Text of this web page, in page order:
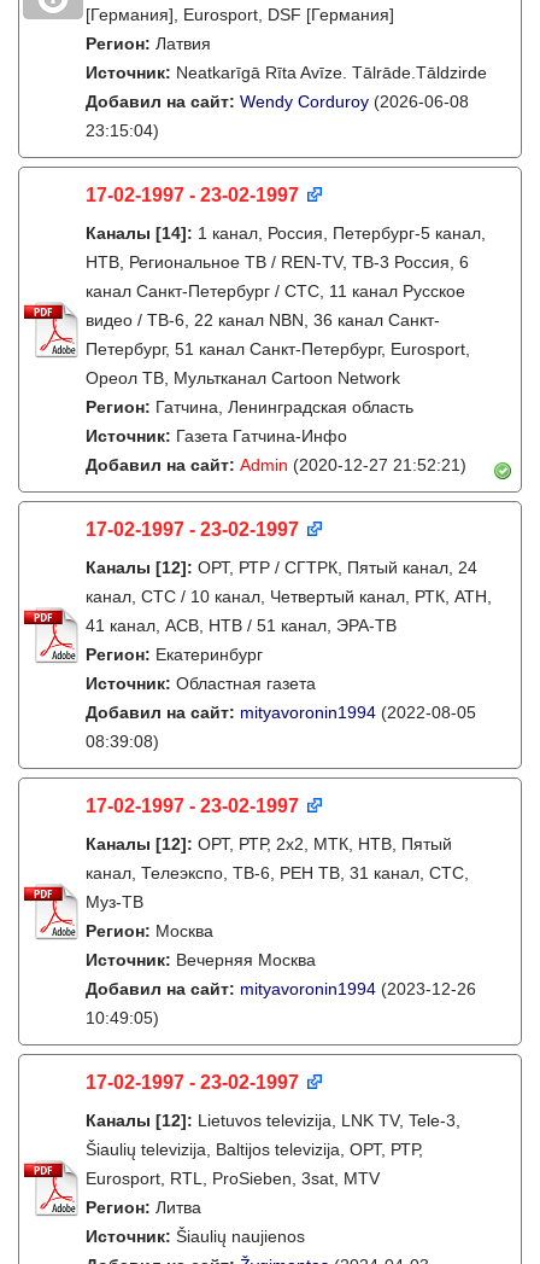
[Германия], Eurosport, DSF [Германия]
Регион: Латвия
Источник: Neatkarīgā Rīta Avīze. Tālrāde.Tāldzirde
Добавил на сайт: Wendy Corduroy (2026-06-08
23:15:04)
17-02-1997 - 23-02-1997
Каналы [14]: 1 канал, Россия, Петербург-5 канал,
НТВ, Региональное ТВ / REN-TV, ТВ-3 Россия, 6
канал Санкт-Петербург / СТС, 11 канал Русское
видео / ТВ-6, 22 канал NBN, 36 канал Санкт-
Петербург, 51 канал Санкт-Петербург, Eurosport,
Ореол ТВ, Мультканал Cartoon Network
Регион: Гатчина, Ленинградская область
Источник: Газета Гатчина-Инфо
Добавил на сайт: Admin (2020-12-27 21:52:21)
17-02-1997 - 23-02-1997
Каналы [12]: ОРТ, РТР / СГТРК, Пятый канал, 24
канал, СТС / 10 канал, Четвертый канал, РТК, АТН,
41 канал, АСВ, НТВ / 51 канал, ЭРА-ТВ
Регион: Екатеринбург
Источник: Областная газета
Добавил на сайт: mityavoronin1994 (2022-08-05
08:39:08)
17-02-1997 - 23-02-1997
Каналы [12]: ОРТ, РТР, 2х2, МТК, НТВ, Пятый
канал, Телеэкспо, ТВ-6, РЕН ТВ, 31 канал, СТС,
Муз-ТВ
Регион: Москва
Источник: Вечерняя Москва
Добавил на сайт: mityavoronin1994 (2023-12-26
10:49:05)
17-02-1997 - 23-02-1997
Каналы [12]: Lietuvos televizija, LNK TV, Tele-3,
Šiaulių televizija, Baltijos televizija, ОРТ, РТР,
Eurosport, RTL, ProSieben, 3sat, MTV
Регион: Литва
Источник: Šiaulių naujienos